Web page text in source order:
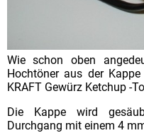
Wie schon oben
Hochtöner aus der
KRAFT Gewürz Ketchup -
Die Kappe wird
Durchgang mit einem 4